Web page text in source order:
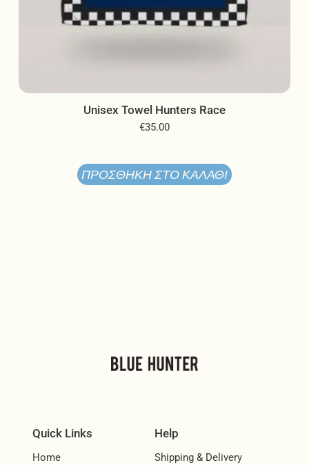
Unisex Towel Hunters Race
€35.00
ΠΡΟΣΘΉΚΗ ΣΤΟ ΚΑΛΆΘΙ
Quick Links
Home
Help
Shipping & Delivery